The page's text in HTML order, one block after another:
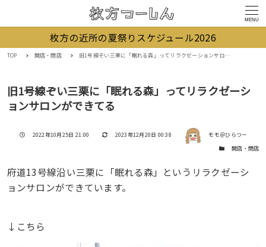
MENU
枚方の近所の夏祭りスケジュール2026
TOP 開店・閉店 旧1号線ぞい三栗に「眠れる森」ってリラクゼーションサロンができてる
旧1号線ぞい三栗に「眠れる森」ってリラクゼーシ
ョンサロンができてる
投稿日
2022年10月25日 21:00 更新日
2023年12月20日 00:38 著者
モモ＠ひらつー
カテゴリー開店・閉店
府道13号線沿い三栗に「眠れる森」というリラクゼーシ
ョンサロンができています。
↓こちら